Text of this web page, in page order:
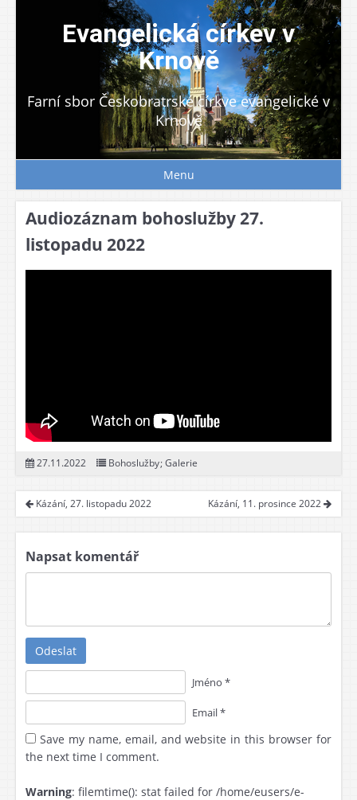
Evangelická církev v
Krnově
Farní sbor Českobratrské církve evangelické v
Krnově
Menu
Audiozáznam bohoslužby 27.
listopadu 2022
27.11.2022 Bohoslužby;Galerie
Kázání, 27. listopadu 2022 Kázání, 11. prosince 2022
Napsat komentář
Odeslat
Jméno *
Email *
Save my name, email, and website in this browser for
the next time I comment.
Warning: filemtime(): stat failed for /home/eusers/e-